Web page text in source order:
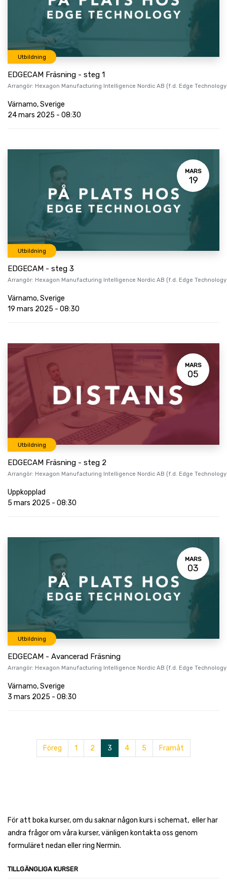
Utbildning
EDGECAM Fräsning - steg 1
Arrangör: Hexagon Manufacturing Intelligence Nordic AB (f.d. Edge
Värnamo,Sverige
24 mars 2025 - 08:30
MARS
19
Utbildning
EDGECAM - steg 3
Arrangör: Hexagon Manufacturing Intelligence Nordic AB (f.d. Edge
Värnamo,Sverige
19 mars 2025 - 08:30
MARS
05
Utbildning
EDGECAM Fräsning - steg 2
Arrangör: Hexagon Manufacturing Intelligence Nordic AB (f.d. Edge
Uppkopplad
5 mars 2025 - 08:30
MARS
03
Utbildning
EDGECAM - Avancerad Fräsning
Arrangör: Hexagon Manufacturing Intelligence Nordic AB (f.d. Edge
Värnamo,Sverige
3 mars 2025 - 08:30
Föreg 1 2 3 4 5 Framåt
För att boka kurser, om du saknar någon kurs i schemat, eller har
andra frågor om våra kurser, vänligen kontakta oss genom
formuläret nedan eller ring Nermin.
TILLGÄNGLIGA KURSER